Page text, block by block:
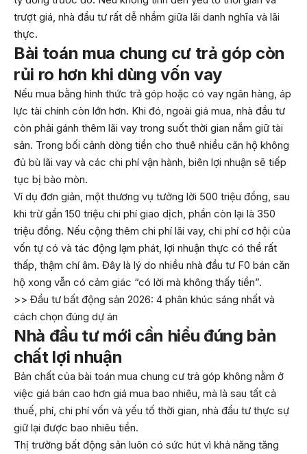
trượt giá, nhà đầu tư rất dễ nhầm giữa lãi danh nghĩa và lãi
thực.
Bài toán mua chung cư trả góp còn
rủi ro hơn khi dùng vốn vay
Nếu mua bằng hình thức trả góp hoặc có vay ngân hàng, áp
lực tài chính còn lớn hơn. Khi đó, ngoài giá mua, nhà đầu tư
còn phải gánh thêm lãi vay trong suốt thời gian nắm giữ tài
sản. Trong bối cảnh dòng tiền cho thuê nhiều căn hộ không
đủ bù lãi vay và các chi phí vận hành, biên lợi nhuận sẽ tiếp
tục bị bào mòn.
Ví dụ đơn giản, một thương vụ tưởng lời 500 triệu đồng, sau
khi trừ gần 150 triệu chi phí giao dịch, phần còn lại là 350
triệu đồng. Nếu cộng thêm chi phí lãi vay, chi phí cơ hội của
vốn tự có và tác động lạm phát, lợi nhuận thực có thể rất
thấp, thậm chí âm. Đây là lý do nhiều nhà đầu tư F0 bán căn
hộ xong vẫn có cảm giác “có lời mà không thấy tiền”.
>> Đầu tư bất động sản 2026: 4 phân khúc sáng nhất và
cách chọn đúng dự án
Nhà đầu tư mới cần hiểu đúng bản
chất lợi nhuận
Bản chất của bài toán mua chung cư trả góp không nằm ở
việc giá bán cao hơn giá mua bao nhiêu, mà là sau tất cả
thuế, phí, chi phí vốn và yếu tố thời gian, nhà đầu tư thực sự
giữ lại được bao nhiêu tiền.
Thị trường bất động sản luôn có sức hút vì khả năng tăng